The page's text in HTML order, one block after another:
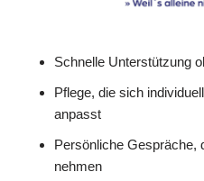
Schnelle Unterstützung
Pflege, die sich
anpasst
Persönliche Gespräche,
nehmen